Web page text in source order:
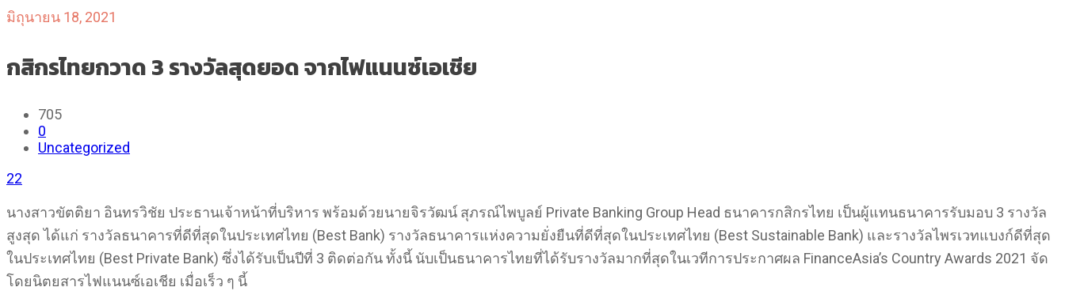
มิถุนายน 18, 2021
กสิกรไทยกวาด 3 รางวัลสุดยอด จากไฟแนนซ์เอเชีย
705
0
Uncategorized
22
นางสาวขัตติยา อินทรวิชัย ประธานเจ้าหน้าที่บริหาร พร้อมด้วยนายจิรวัฒน์ สุภรณ์ไพบูลย์ Private Banking Group Head ธนาคารกสิกรไทย เป็นผู้แทนธนาคารรับมอบ 3 รางวัล
สูงสุด ได้แก่ รางวัลธนาคารที่ดีที่สุดในประเทศไทย (Best Bank) รางวัลธนาคารแห่งความยั่งยืนที่ดีที่สุดในประเทศไทย (Best Sustainable Bank) และรางวัลไพรเวทแบงก์ดีที่สุด
ในประเทศไทย (Best Private Bank) ซึ่งได้รับเป็นปีที่ 3 ติดต่อกัน ทั้งนี้ นับเป็นธนาคารไทยที่ได้รับรางวัลมากที่สุดในเวทีการประกาศผล FinanceAsia’s Country Awards 2021 จัด
โดยนิตยสารไฟแนนซ์เอเชีย เมื่อเร็ว ๆ นี้​